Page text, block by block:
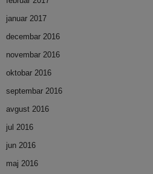
januar 2017
decembar 2016
novembar 2016
oktobar 2016
septembar 2016
avgust 2016
jul 2016
jun 2016
maj 2016